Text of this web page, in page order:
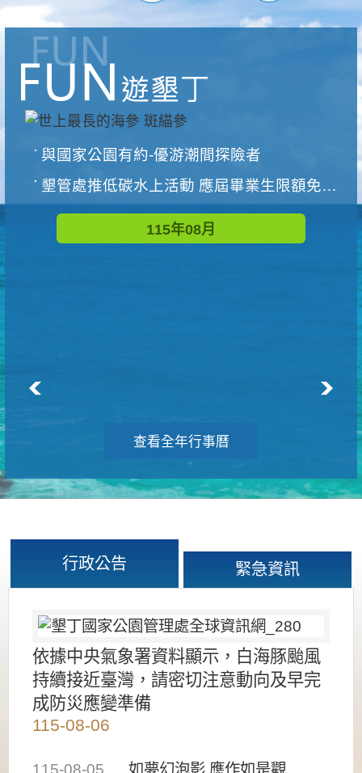
與國家公園有約-優游潮間探險者
墾管處推低碳水上活動 應屆畢業生限額免費參加
115年08月
查看全年行事曆
行政公告 緊急資訊
依據中央氣象署資料顯示，白海豚颱風
持續接近臺灣，請密切注意動向及早完
成防災應變準備
115-08-06
115-08-05
如夢幻泡影 應作如是觀